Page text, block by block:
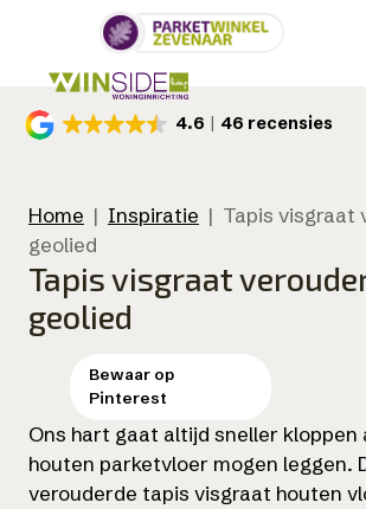
4.6 46 recensies
Home | Inspiratie | Tapis visgraat
geolied
Tapis visgraat
geolied
Ons hart gaat altijd sneller kloppen
houten parketvloer mogen leggen.
verouderde tapis visgraat houten